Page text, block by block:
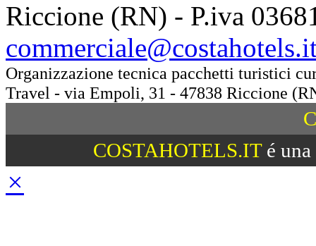
Riccione (RN) - P.iva
Organizzazione tecnica pacchetti turistici
Travel - via Empoli, 31 - 47838 Riccione
COSTAHOTELS.ITé una
×